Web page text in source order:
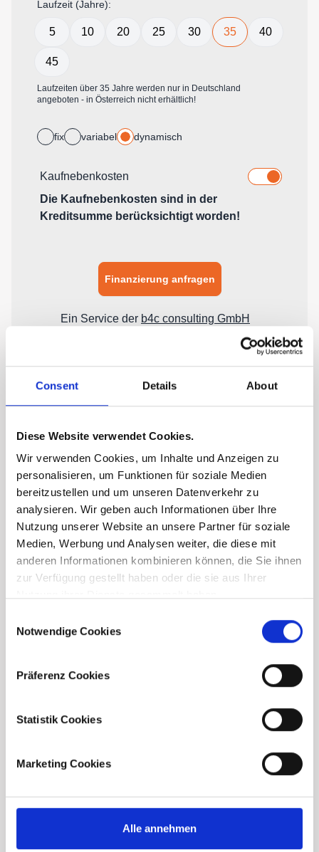
Consent Details About
Diese Website verwendet Cookies.
Wir verwenden Cookies, um Inhalte und Anzeigen zu
personalisieren, um Funktionen für soziale Medien
bereitzustellen und um unseren Datenverkehr zu
analysieren. Wir geben auch Informationen über Ihre
Nutzung unserer Website an unsere Partner für soziale
Medien, Werbung und Analysen weiter, die diese mit
anderen Informationen kombinieren können, die Sie ihnen
zur Verfügung gestellt haben oder die sie aus Ihrer
Selection
Notwendige Cookies
Präferenz Cookies
Statistik Cookies
Marketing Cookies
Alle annehmen
Downloads
and equipment description here. Download your
desired documents or conveniently send them to
Broschüre